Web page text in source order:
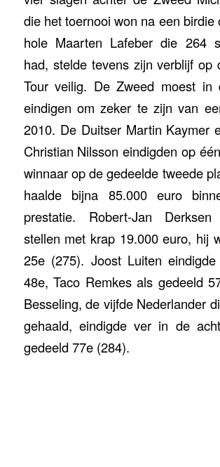
die het toernooi won na een birdie
hole Maarten Lafeber die 264
had, stelde tevens zijn verblijf op
Tour veilig. De Zweed moest in
eindigen om zeker te zijn van
2010. De Duitser Martin Kaymer
Christian Nilsson eindigden op
winnaar op de gedeelde tweede
haalde bijna 85.000 euro
prestatie. Robert-Jan
stellen met krap 19.000 euro, hij
25e (275). Joost Luiten
48e, Taco Remkes als gedeeld
Besseling, de vijfde Nederlander
gehaald, eindigde ver in de
gedeeld 77e (284).